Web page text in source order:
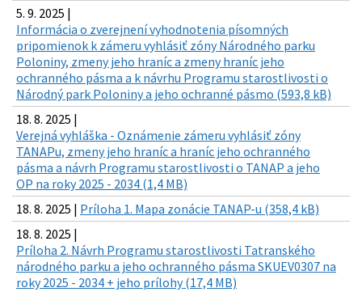
5. 9. 2025 |
Informácia o zverejnení vyhodnotenia písomných
pripomienok k zámeru vyhlásiť zóny Národného parku
Poloniny, zmeny jeho hraníc a zmeny hraníc jeho
ochranného pásma a k návrhu Programu starostlivosti o
Národný park Poloniny a jeho ochranné pásmo (593,8 kB)
18. 8. 2025 |
Verejná vyhláška - Oznámenie zámeru vyhlásiť zóny
TANAPu, zmeny jeho hraníc a hraníc jeho ochranného
pásma a návrh Programu starostlivosti o TANAP a jeho
OP na roky 2025 - 2034 (1,4 MB)
18. 8. 2025 | Príloha 1. Mapa zonácie TANAP-u (358,4 kB)
18. 8. 2025 |
Príloha 2. Návrh Programu starostlivosti Tatranského
národného parku a jeho ochranného pásma SKUEV0307 na
roky 2025 - 2034 + jeho prílohy (17,4 MB)